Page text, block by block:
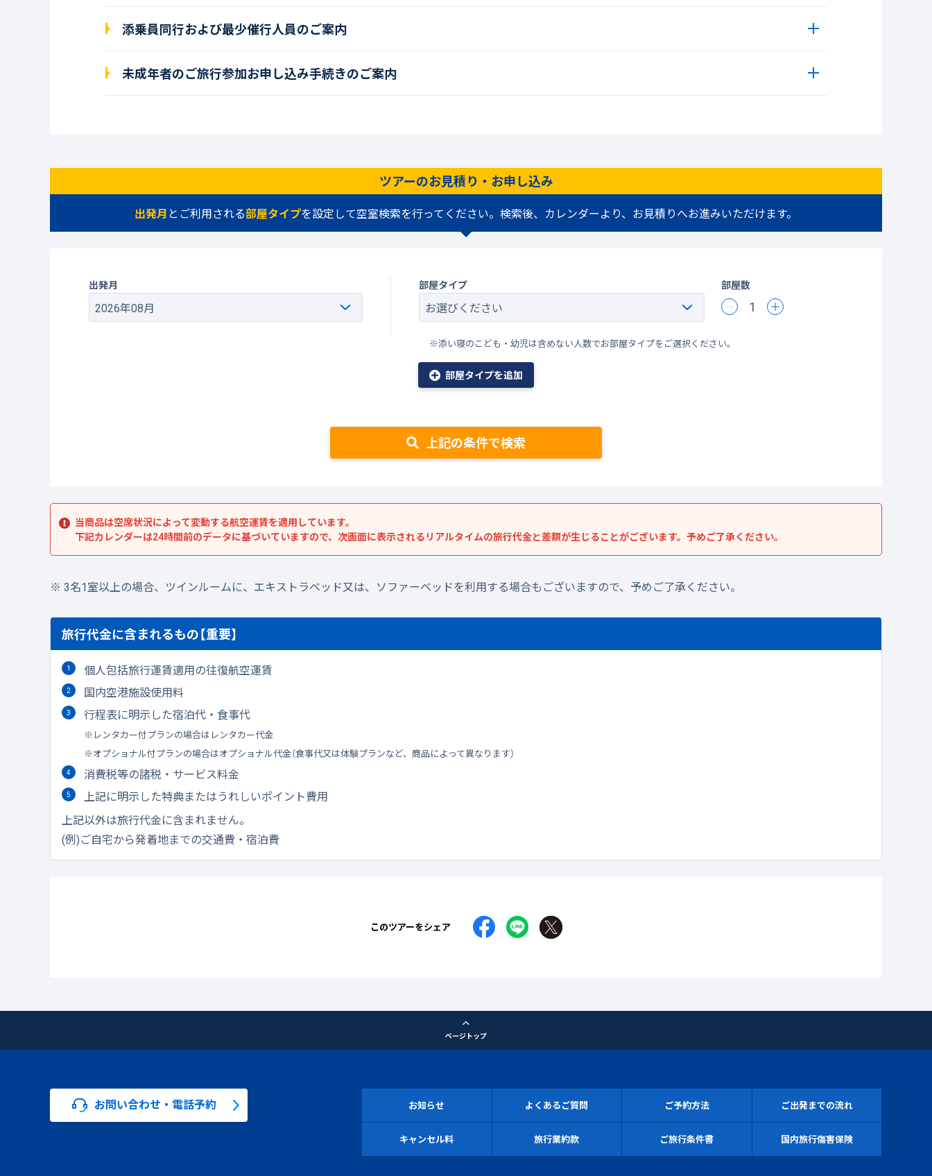
添乗員同行および最少催行人員のご案内
未成年者のご旅行参加お申し込み手続きのご案内
ツアーのお見積り・お申し込み
出発月 とご利用される部屋タイプを設定して空室検索を行ってください。検索後、カレンダーより、お見積りへお進みいただけます。
出発月 部屋タイプ 部屋数
1
※添い寝のこども・幼児は含めない人数でお部屋タイプをご選択ください。
部屋タイプを追加
上記の条件で検索
当商品は空席状況によって変動する航空運賃を適用しています。
下記カレンダーは24時間前のデータに基づいていますので、次画面に表示されるリアルタイムの旅行代金と差額が生じることがございます。予めご了承ください。
3名1室以上の場合、ツインルームに、エキストラベッド又は、ソファーベッドを利用する場合もございますので、予めご了承ください。
旅行代金に含まれるもの【重要】
個人包括旅行運賃適用の往復航空運賃
国内空港施設使用料
行程表に明示した宿泊代・食事代
レンタカー付プランの場合はレンタカー代金
オプショナル付プランの場合はオプショナル代金（食事代又は体験プランなど、商品によって異なります）
消費税等の諸税・サービス料金
上記に明示した特典またはうれしいポイント費用
上記以外は旅行代金に含まれません。
(例)ご自宅から発着地までの交通費・宿泊費
このツアーをシェア
ページトップ
お問い合わせ・電話予約 お知らせ よくあるご質問 ご予約方法 ご出発までの流れ
キャンセル料 旅行業約款 ご旅行条件書 国内旅行傷害保険